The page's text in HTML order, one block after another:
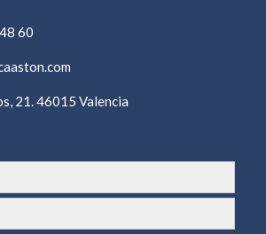
60
21. 46015 Valencia